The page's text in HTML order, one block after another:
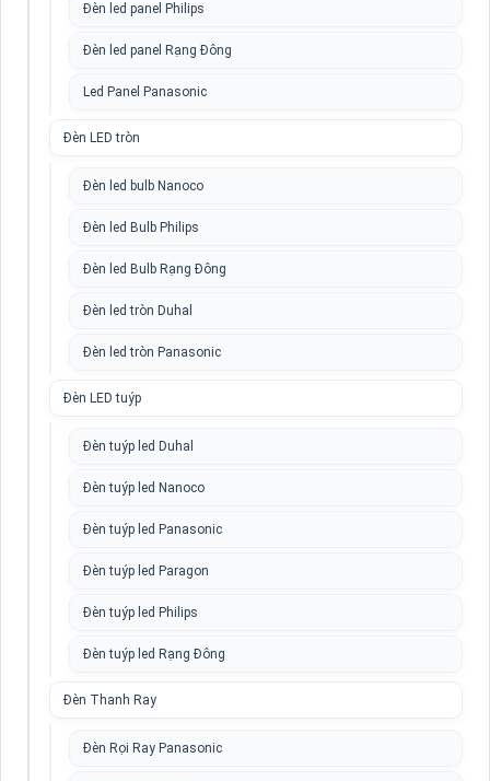
Đèn led panel Philips
Đèn led panel Rạng Đông
Led Panel Panasonic
Đèn LED tròn
Đèn led bulb Nanoco
Đèn led Bulb Philips
Đèn led Bulb Rạng Đông
Đèn led tròn Duhal
Đèn led tròn Panasonic
Đèn LED tuýp
Đèn tuýp led Duhal
Đèn tuýp led Nanoco
Đèn tuýp led Panasonic
Đèn tuýp led Paragon
Đèn tuýp led Philips
Đèn tuýp led Rạng Đông
Đèn Thanh Ray
Đèn Rọi Ray Panasonic